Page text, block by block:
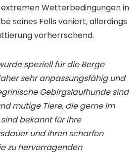
Wetterbedingungen in
seines Fells variiert, allerdings
vorherrschend.
speziell für die Berge
sehr anpassungsfähig und
Gebirgslaufhunde sind
mutige Tiere, die gerne im
bekannt für ihre
und ihren scharfen
zu hervorragenden